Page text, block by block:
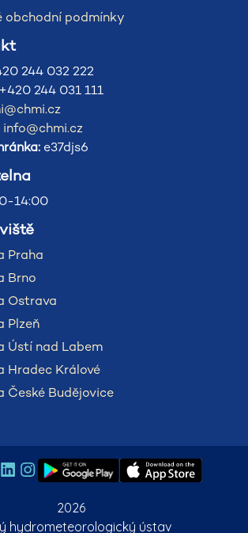
obchodní podmínky
244 032 222
+420 244 031 111
info@chmi.cz
e37djs6
14:00
Praha
Brno
Ostrava
Plzeň
Ústí nad Labem
Hradec Králové
České Budějovice
2026
hydrometeorologický ústav